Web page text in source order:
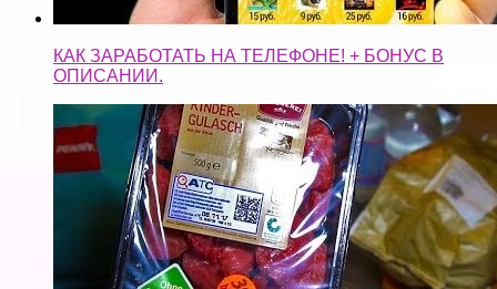
КАК ЗАРАБОТАТЬ НА ТЕЛЕФОНЕ! + БОНУС В
ОПИСАНИИ.